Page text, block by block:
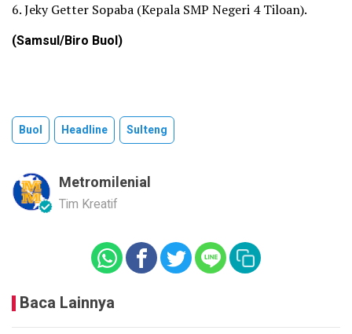
6. Jeky Getter Sopaba (Kepala SMP Negeri 4 Tiloan).
(Samsul/Biro Buol)
Buol Headline Sulteng
Metromilenial
Tim Kreatif
Baca Lainnya